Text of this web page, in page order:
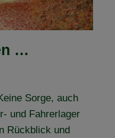
…
Sorge, auch
und Fahrerlager
Rückblick und